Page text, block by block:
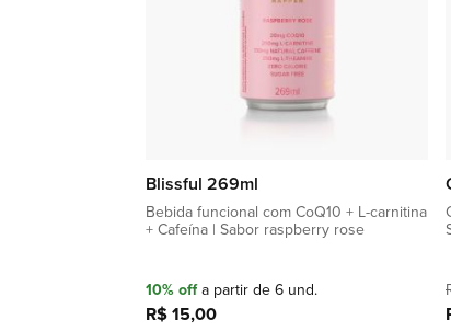
Blissful 269ml
Bebida funcional com CoQ10 + L-carnitina
+ Cafeína | Sabor raspberry rose
10% offa partir de 6 und.
R$ 15,00